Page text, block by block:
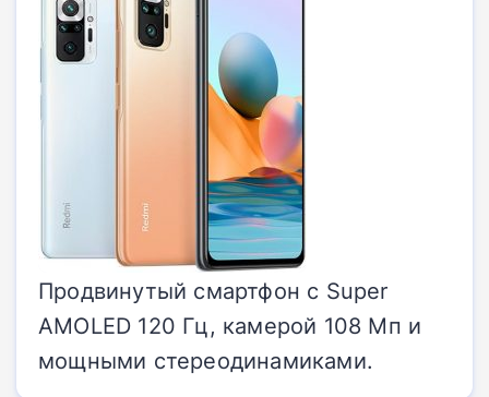
Продвинутый смартфон с Super
AMOLED 120 Гц, камерой 108 Мп и
мощными стереодинамиками.